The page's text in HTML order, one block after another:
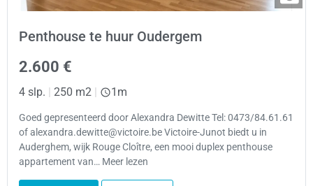
Penthouse te huur Oudergem
2.600 €
4 slp. | 250 m2 | 1m
Goed gepresenteerd door Alexandra Dewitte Tel: 0473/84.61.61
of alexandra.dewitte@victoire.be Victoire-Junot biedt u in
Auderghem, wijk Rouge Cloître, een mooi duplex penthouse
appartement van… Meer lezen